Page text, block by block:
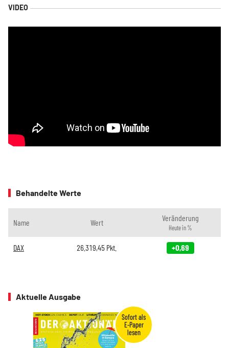
Behandelte Werte
Name Wert Veränderung
Heute in %
DAX 26.319,45 Pkt. +0,69
Aktuelle Ausgabe